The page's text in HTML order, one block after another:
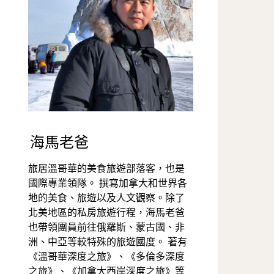
海馬老爸
旅居溫哥華的美食旅遊部落客，也是
國際專業領隊。 撰寫加拿大和世界各
地的美食、旅遊以及人文觀察。除了
北美地區的私房旅遊行程，海馬老爸
也帶領團員前往俄羅斯、蒙古國、非
洲、中亞等較特殊的旅遊國度。 著有
《溫哥華深度之旅》、《多倫多深度
之旅》、《加拿大西岸深度之旅》等